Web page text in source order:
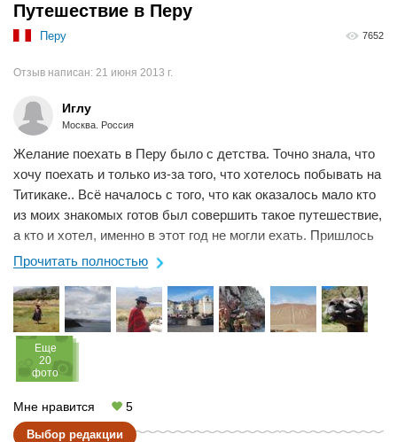
Путешествие в Перу
Перу 7652
Отзыв написан: 21 июня 2013 г.
Иглу
Москва. Россия
Желание поехать в Перу было с детства. Точно знала, что
хочу поехать и только из-за того, что хотелось побывать на
Титикаке.. Всё началось с того, что как оказалось мало кто
из моих знакомых готов был совершить такое путешествие,
а кто и хотел, именно в этот год не могли ехать. Пришлось
ехать одной....
Прочитать полностью
Eще
20
фото
Мне нравится 5
Выбор редакции